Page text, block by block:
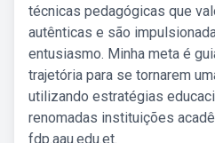
técnicas pedagógicas que
autênticas e são
entusiasmo. Minha meta é
trajetória para se tornarem
utilizando estratégias
renomadas instituições
fdp.aau.edu.et.